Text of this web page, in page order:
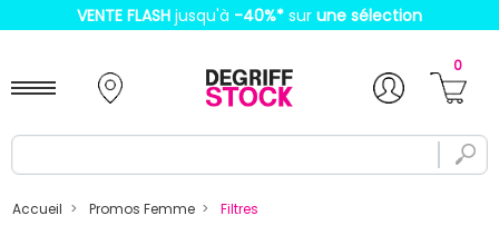
VENTE FLASH jusqu'à -40%* sur une sélection
0
Accueil Promos Femme Filtres